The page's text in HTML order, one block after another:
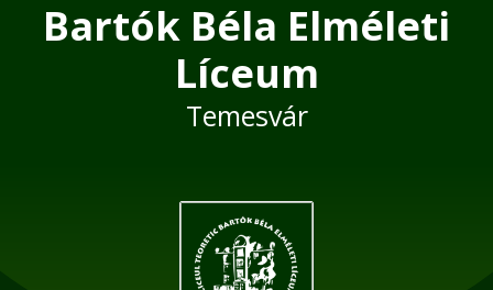
Bartók Béla Elméleti
Líceum
Temesvár
Post
navigation